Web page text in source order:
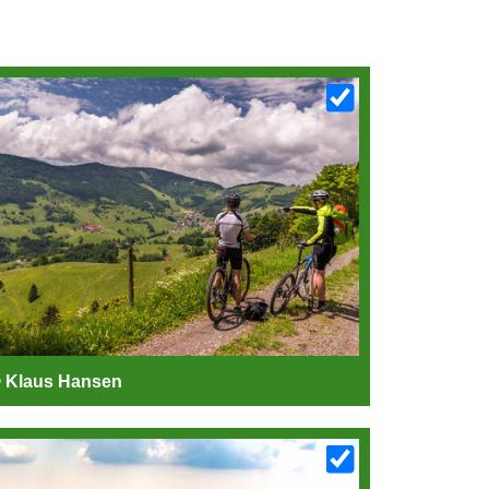
Klaus Hansen